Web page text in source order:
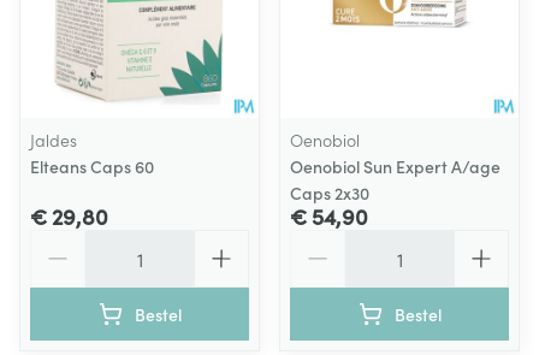
Jaldes
Elteans Caps 60
€ 29,80
Bestel
Oenobiol
Oenobiol Sun Expert A/age
Caps 2x30
€ 54,90
Bestel